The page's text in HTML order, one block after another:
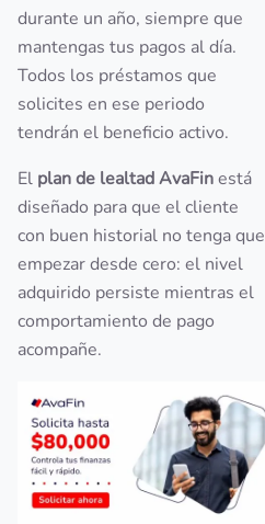
durante un año, siempre que
mantengas tus pagos al día.
Todos los préstamos que
solicites en ese periodo
tendrán el beneficio activo.
El plan de lealtad AvaFinestá
diseñado para que el cliente
con buen historial no tenga que
empezar desde cero: el nivel
adquirido persiste mientras el
comportamiento de pago
acompañe.